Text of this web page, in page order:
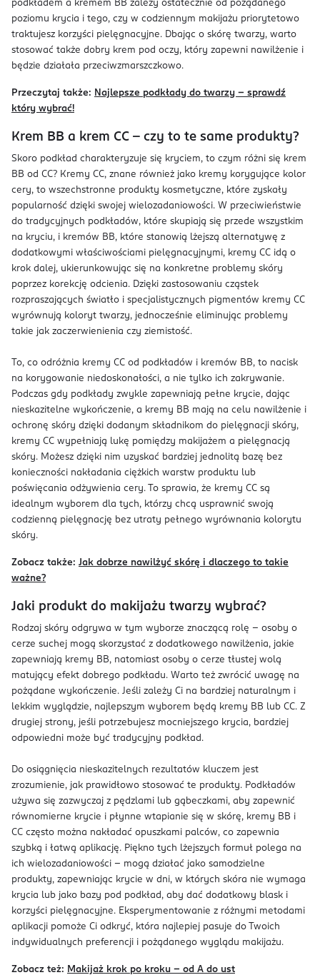
podkładem a kremem BB zależy ostatecznie od pożądanego
poziomu krycia i tego, czy w codziennym makijażu priorytetowo
traktujesz korzyści pielęgnacyjne. Dbając o skórę twarzy, warto
stosować także dobry krem pod oczy, który zapewni nawilżenie i
będzie działała przeciwzmarszczkowo.
Przeczytaj także: Najlepsze podkłady do twarzy – sprawdź
który wybrać!
Krem BB a krem CC – czy to te same produkty?
Skoro podkład charakteryzuje się kryciem, to czym różni się krem
BB od CC? Kremy CC, znane również jako kremy korygujące kolor
cery, to wszechstronne produkty kosmetyczne, które zyskały
popularność dzięki swojej wielozadaniowości. W przeciwieństwie
do tradycyjnych podkładów, które skupiają się przede wszystkim
na kryciu, i kremów BB, które stanowią lżejszą alternatywę z
dodatkowymi właściwościami pielęgnacyjnymi, kremy CC idą o
krok dalej, ukierunkowując się na konkretne problemy skóry
poprzez korekcję odcienia. Dzięki zastosowaniu cząstek
rozpraszających światło i specjalistycznych pigmentów kremy CC
wyrównują koloryt twarzy, jednocześnie eliminując problemy
takie jak zaczerwienienia czy ziemistość.
To, co odróżnia kremy CC od podkładów i kremów BB, to nacisk
na korygowanie niedoskonałości, a nie tylko ich zakrywanie.
Podczas gdy podkłady zwykle zapewniają pełne krycie, dając
nieskazitelne wykończenie, a kremy BB mają na celu nawilżenie i
ochronę skóry dzięki dodanym składnikom do pielęgnacji skóry,
kremy CC wypełniają lukę pomiędzy makijażem a pielęgnacją
skóry. Możesz dzięki nim uzyskać bardziej jednolitą bazę bez
konieczności nakładania ciężkich warstw produktu lub
poświęcania odżywienia cery. To sprawia, że kremy CC są
idealnym wyborem dla tych, którzy chcą usprawnić swoją
codzienną pielęgnację bez utraty pełnego wyrównania kolorytu
skóry.
Zobacz także: Jak dobrze nawilżyć skórę i dlaczego to takie
ważne?
Jaki produkt do makijażu twarzy wybrać?
Rodzaj skóry odgrywa w tym wyborze znaczącą rolę – osoby o
cerze suchej mogą skorzystać z dodatkowego nawilżenia, jakie
zapewniają kremy BB, natomiast osoby o cerze tłustej wolą
matujący efekt dobrego podkładu. Warto też zwrócić uwagę na
pożądane wykończenie. Jeśli zależy Ci na bardziej naturalnym i
lekkim wyglądzie, najlepszym wyborem będą kremy BB lub CC. Z
drugiej strony, jeśli potrzebujesz mocniejszego krycia, bardziej
odpowiedni może być tradycyjny podkład.
Do osiągnięcia nieskazitelnych rezultatów kluczem jest
zrozumienie, jak prawidłowo stosować te produkty. Podkładów
używa się zazwyczaj z pędzlami lub gąbeczkami, aby zapewnić
równomierne krycie i płynne wtapianie się w skórę, kremy BB i
CC często można nakładać opuszkami palców, co zapewnia
szybką i łatwą aplikację. Piękno tych lżejszych formuł polega na
ich wielozadaniowości – mogą działać jako samodzielne
produkty, zapewniając krycie w dni, w których skóra nie wymaga
krycia lub jako bazy pod podkład, aby dać dodatkowy blask i
korzyści pielęgnacyjne. Eksperymentowanie z różnymi metodami
aplikacji pomoże Ci odkryć, która najlepiej pasuje do Twoich
indywidualnych preferencji i pożądanego wyglądu makijażu.
Zobacz też: Makijaż krok po kroku – od A do ust